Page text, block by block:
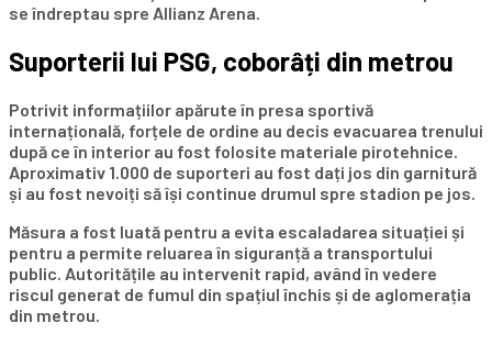
se îndreptau spre Allianz Arena.
Suporterii lui PSG, coborâți din metrou
Potrivit informațiilor apărute în presa sportivă
internațională, forțele de ordine au decis evacuarea trenului
după ce în interior au fost folosite materiale pirotehnice.
Aproximativ 1.000 de suporteri au fost dați jos din garnitură
și au fost nevoiți să își continue drumul spre stadion pe jos.
Măsura a fost luată pentru a evita escaladarea situației și
pentru a permite reluarea în siguranță a transportului
public. Autoritățile au intervenit rapid, având în vedere
riscul generat de fumul din spațiul închis și de aglomerația
din metrou.